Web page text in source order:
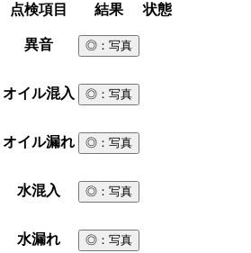
点検項目
結果 状態
異音 ◎ ：写真
オイル混入 ◎ ：写真
オイル漏れ ◎ ：写真
水混入 ◎ ：写真
水漏れ ◎ ：写真